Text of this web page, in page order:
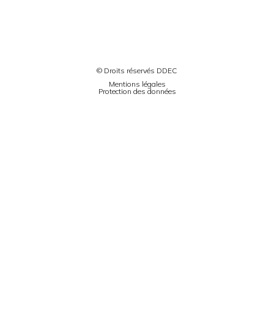
© Droits réservés DDEC
Mentions légales
Protection des données